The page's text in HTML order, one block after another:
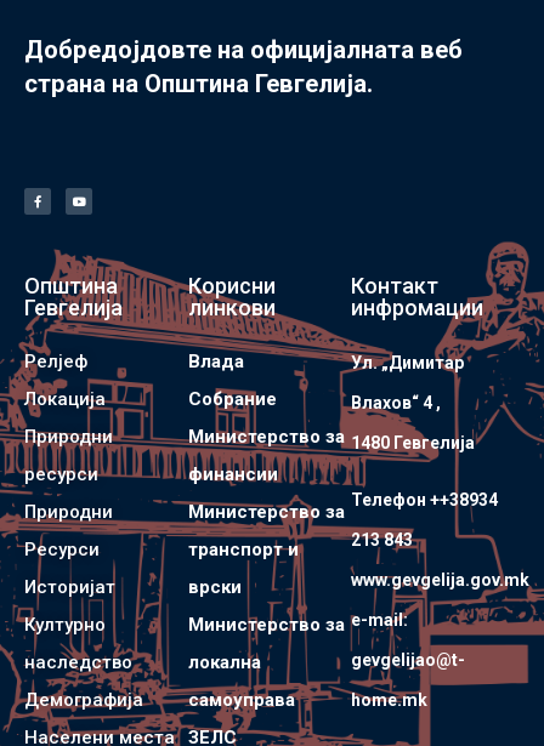
Добредојдовте на официјалната веб
страна на Општина Гевгелија.
Општина
Гевгелија
Релјеф
Локација
Природни
ресурси
Природни
Ресурси
Историјат
Културно
наследство
Демографија
Населени места
Корисни
линкови
Влада
Собрание
Министерство за
финансии
Министерство за
транспорт и
врски
Министерство за
локална
самоуправа
ЗЕЛС
Контакт
инфромации
Ул. „Димитар
Влахов“ 4 ,
1480 Гевгелијa
Телефон ++38934
213 843
www.gevgelija.gov.mk
e-mail:
gevgelijao@t-
home.mk